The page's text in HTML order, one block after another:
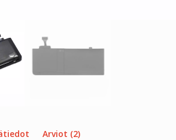
Arviot (2)